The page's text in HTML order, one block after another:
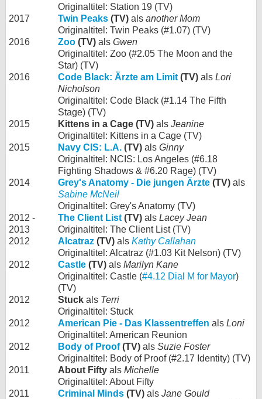
Originaltitel: Station 19 (TV)
2017
Twin Peaks (TV) als another Mom
Originaltitel: Twin Peaks (#1.07) (TV)
2016
Zoo (TV) als Gwen
Originaltitel: Zoo (#2.05 The Moon and the
Star) (TV)
2016
Code Black: Ärzte am Limit (TV) als Lori
Nicholson
Originaltitel: Code Black (#1.14 The Fifth
Stage) (TV)
2015
Kittens in a Cage (TV) als Jeanine
Originaltitel: Kittens in a Cage (TV)
2015
Navy CIS: L.A. (TV) als Ginny
Originaltitel: NCIS: Los Angeles (#6.18
Fighting Shadows & #6.20 Rage) (TV)
2014
Grey's Anatomy - Die jungen Ärzte (TV) als
Sabine McNeil
Originaltitel: Grey's Anatomy (TV)
2012 -
2013
The Client List (TV) als Lacey Jean
Originaltitel: The Client List (TV)
2012
Alcatraz (TV) als Kathy Callahan
Originaltitel: Alcatraz (#1.03 Kit Nelson) (TV)
2012
Castle (TV) als Marilyn Kane
Originaltitel: Castle (#4.12 Dial M for Mayor)
(TV)
2012
Stuck als Terri
Originaltitel: Stuck
2012
American Pie - Das Klassentreffen als Loni
Originaltitel: American Reunion
2012
Body of Proof(TV) als Suzie Foster
Originaltitel: Body of Proof (#2.17 Identity) (TV)
2011
About Fifty als Michelle
Originaltitel: About Fifty
2011
Criminal Minds (TV) als Jane Gould